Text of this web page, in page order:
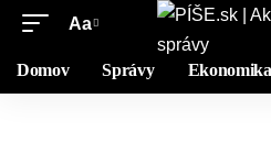
Aa
Domov Správy Ekonomika